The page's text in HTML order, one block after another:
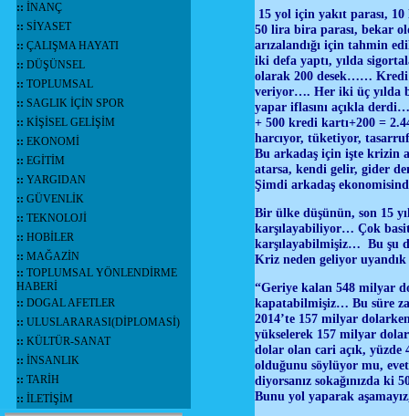
:: İNANÇ
:: SİYASET
:: ÇALIŞMA HAYATI
:: DÜŞÜNSEL
:: TOPLUMSAL
:: SAGLIK İÇİN SPOR
:: KİŞİSEL GELİŞİM
:: EKONOMİ
:: EGİTİM
:: YARGIDAN
:: GÜVENLİK
:: TEKNOLOJİ
:: HOBİLER
:: MAĞAZİN
:: TOPLUMSAL YÖNLENDİRME
HABERİ
:: DOGAL AFETLER
:: ULUSLARARASI(DİPLOMASİ)
:: KÜLTÜR-SANAT
:: İNSANLIK
:: TARİH
:: İLETİŞİM
15 yol için yakıt parası,
50 lira bira parası, bekar
arızalandığı için tahmin
iki defa yaptı, yılda
olarak 200 desek…… Kredi
veriyor…. Her iki üç yılda
yapar iflasını açıkla
+ 500 kredi kartı+200 =
harcıyor, tüketiyor,
Bu arkadaş için işte krizin
atarsa, kendi gelir, gider
Şimdi arkadaş
Bir ülke düşünün, son 15
karşılayabiliyor… Çok basit
karşılayabilmişiz… Bu şu
Kriz neden geliyor uyandık
“Geriye kalan 548 milyar
kapatabilmişiz… Bu süre
2014’te 157 milyar
yükselerek 157 milyar dolar
dolar olan cari açık,
olduğunu söylüyor mu,
diyorsanız sokağınızda ki
Bunu yol yaparak